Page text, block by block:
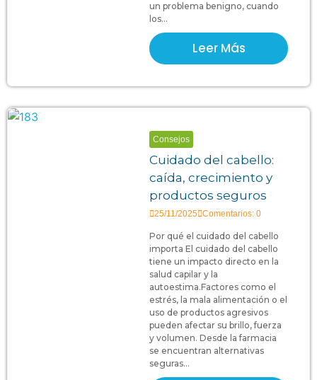
un problema benigno, cuando
los...
Leer Más
Consejos
Cuidado del cabello:
caída, crecimiento y
productos seguros
25/11/2025 Comentarios: 0
Por qué el cuidado del cabello
importa El cuidado del cabello
tiene un impacto directo en la
salud capilar y la
autoestima.Factores como el
estrés, la mala alimentación o el
uso de productos agresivos
pueden afectar su brillo, fuerza
y volumen. Desde la farmacia
se encuentran alternativas
seguras...